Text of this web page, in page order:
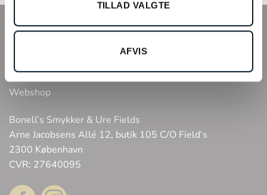
TILLAD VALGTE
AFVIS
INFO
Fysisk butik
Webshop
Bonell’s Smykker & Ure Fields
Arne Jacobsens Allé 12, butik 105 C/O Field’s
2300 København
CVR: 27640095